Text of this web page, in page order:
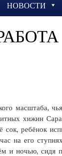
НОВОСТИ
масштаба,
хижин
ребёнок
на его
и ночью, сидя